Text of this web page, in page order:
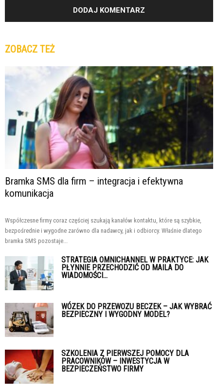
ZOBACZ TEŻ
Bramka SMS dla firm – integracja i efektywna
komunikacja
Współczesne firmy coraz częściej szukają kanałów kontaktu, które są szybkie,
bezpośrednie i wygodne zarówno dla nadawcy, jak i odbiorcy. Właśnie dlatego
bramka SMS pozostaje...
STRATEGIA OMNICHANNEL W PRAKTYCE: JAK
PŁYNNIE PRZECHODZIĆ OD MAILA DO
WIADOMOŚCI...
WÓZEK DO PRZEWOZU BECZEK – JAK WYBRAĆ
BEZPIECZNY I WYGODNY MODEL?
SZKOLENIA Z PIERWSZEJ POMOCY DLA
PRACOWNIKÓW – INWESTYCJA W
BEZPIECZEŃSTWO FIRMY